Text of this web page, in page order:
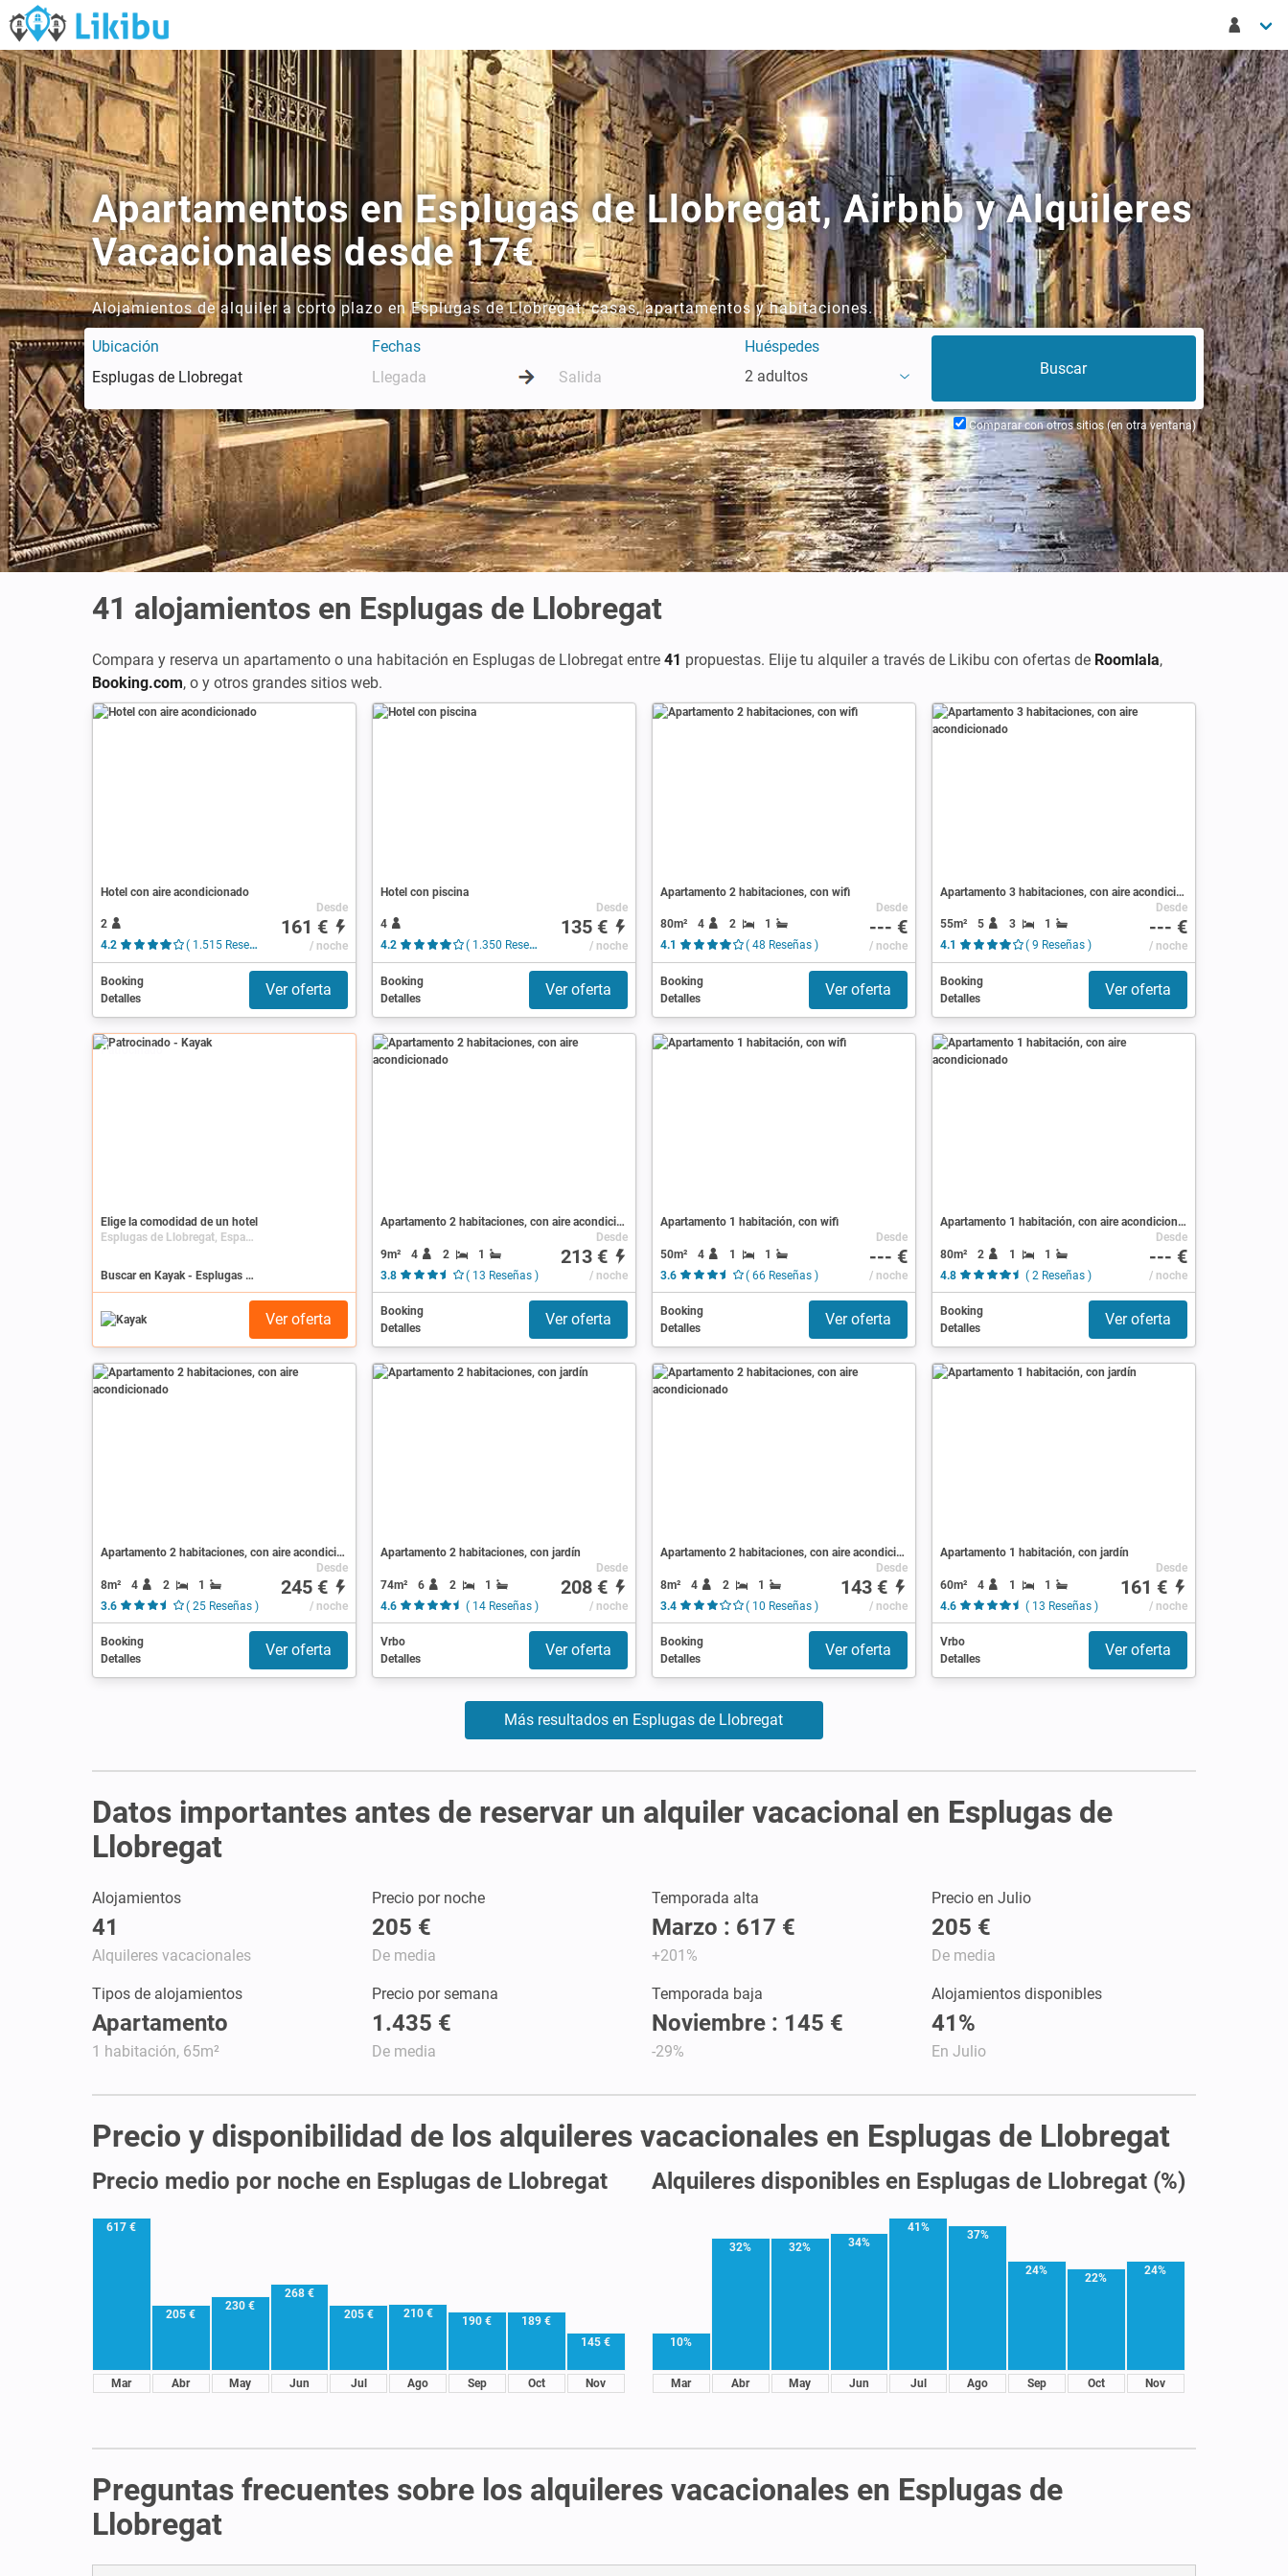
Apartamentos en Esplugas de Llobregat, Airbnb y Alquileres
Vacacionales desde 17€
Alojamientos de alquiler a corto plazo en Esplugas de Llobregat: casas, apartamentos y habitaciones.
Ubicación Fechas
Huéspedes
2 adultos
Comparar con otros sitios (en otra ventana)
41 alojamientos en Esplugas de Llobregat
Compara y reserva un apartamento o una habitación en Esplugas de Llobregat entre 41 propuestas. Elije tu alquiler a través de Likibu con ofertas de Roomlala,
Booking.com, o y otros grandes sitios web.
Hotel con aire acondicionado
2
4.2
( 1.515 Reseñas )
Desde
161 €
/ noche
Booking
Detalles
Ver oferta
Hotel con piscina
4
4.2
( 1.350 Reseñas )
Desde
135 €
/ noche
Booking
Detalles
Ver oferta
Apartamento 2 habitaciones, con wifi
80m² 4 2
1
4.1
( 48 Reseñas )
Desde
--- €
/ noche
Booking
Detalles
Ver oferta
Apartamento 3 habitaciones, con aire acondicionado
55m² 5 3
1
4.1
( 9 Reseñas )
Desde
--- €
/ noche
Booking
Detalles
Ver oferta
Patrocinado
Elige la comodidad de un hotel
Esplugas de Llobregat, España, Cataluña
Buscar en Kayak - Esplugas de Llobregat
Ver oferta
Apartamento 2 habitaciones, con aire acondicionado
9m² 4 2
1
3.8
( 13 Reseñas )
Desde
213 €
/ noche
Booking
Detalles
Ver oferta
Apartamento 1 habitación, con wifi
50m² 4 1
1
3.6
( 66 Reseñas )
Desde
--- €
/ noche
Booking
Detalles
Ver oferta
Apartamento 1 habitación, con aire acondicionado
80m² 2 1
1
4.8
( 2 Reseñas )
Desde
--- €
/ noche
Booking
Detalles
Ver oferta
Apartamento 2 habitaciones, con aire acondicionado
8m² 4 2
1
3.6
( 25 Reseñas )
Desde
245 €
/ noche
Booking
Detalles
Ver oferta
Apartamento 2 habitaciones, con jardín
74m² 6 2
1
4.6
( 14 Reseñas )
Desde
208 €
/ noche
Vrbo
Detalles
Ver oferta
Apartamento 2 habitaciones, con aire acondicionado
8m² 4 2
1
3.4
( 10 Reseñas )
Desde
143 €
/ noche
Booking
Detalles
Ver oferta
Apartamento 1 habitación, con jardín
60m² 4 1
1
4.6
( 13 Reseñas )
Desde
161 €
/ noche
Vrbo
Detalles
Ver oferta
Más resultados en Esplugas de Llobregat
Datos importantes antes de reservar un alquiler vacacional en Esplugas de
Llobregat
Alojamientos
41
Alquileres vacacionales
Precio por noche
205 €
De media
Temporada alta
Marzo : 617 €
+201%
Precio en Julio
205 €
De media
Tipos de alojamientos
Apartamento
1 habitación, 65m²
Precio por semana
1.435 €
De media
Temporada baja
Noviembre : 145 €
-29%
Alojamientos disponibles
41%
En Julio
Precio y disponibilidad de los alquileres vacacionales en Esplugas de Llobregat
Precio medio por noche en Esplugas de Llobregat
617 €
Mar
205 €
Abr
230 €
May
268 €
Jun
205 €
Jul
210 €
Ago
190 €
Sep
189 €
Oct
145 €
Nov
Alquileres disponibles en Esplugas de Llobregat (%)
10%
Mar
32%
Abr
32%
May
34%
Jun
41%
Jul
37%
Ago
24%
Sep
22%
Oct
24%
Nov
Preguntas frecuentes sobre los alquileres vacacionales en Esplugas de
Llobregat